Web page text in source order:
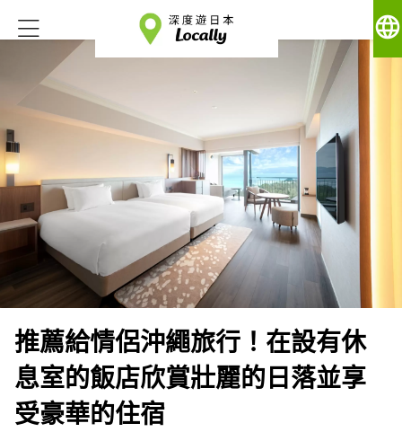
language
推薦給情侶沖繩旅行！在設有休
息室的飯店欣賞壯麗的日落並享
受豪華的住宿